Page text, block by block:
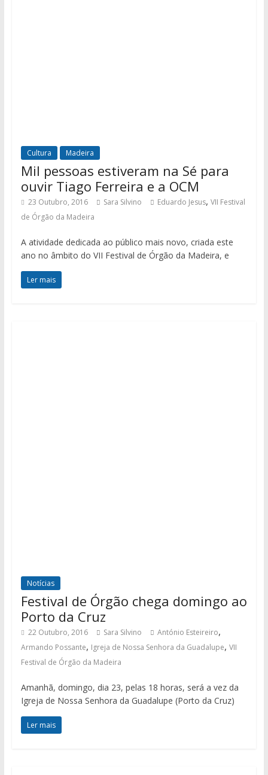
Cultura Madeira
Mil pessoas estiveram na Sé para
ouvir Tiago Ferreira e a OCM
23 Outubro, 2016 Sara Silvino Eduardo Jesus, VII Festival
de Órgão da Madeira
A atividade dedicada ao público mais novo, criada este
ano no âmbito do VII Festival de Órgão da Madeira, e
Ler mais
Notícias
Festival de Órgão chega domingo ao
Porto da Cruz
22 Outubro, 2016 Sara Silvino António Esteireiro,
Armando Possante, Igreja de Nossa Senhora da Guadalupe, VII
Festival de Órgão da Madeira
Amanhã, domingo, dia 23, pelas 18 horas, será a vez da
Igreja de Nossa Senhora da Guadalupe (Porto da Cruz)
Ler mais